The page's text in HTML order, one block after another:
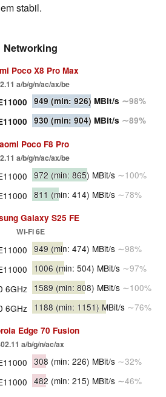
stabil.
Networking
Poco X8 Pro Max
a/​b/​g/​n/​ac/​ax/​be
949 (min: 926) MBit/s ∼98%
930 (min: 904) MBit/s ∼89%
Poco F8 Pro
a/​b/​g/​n/​ac/​ax/​be
972 (min: 865) MBit/s ∼100%
811 (min: 414) MBit/s ∼78%
Galaxy S25 FE
Wi-Fi 6E
949 (min: 474) MBit/s ∼98%
1006 (min: 504) MBit/s ∼97%
6GHz
1589 (min: 808) MBit/s ∼100%
6GHz
1188 (min: 1151) MBit/s ∼76%
Edge 70 Fusion
a/b/g/n/ac/ax
308 (min: 226) MBit/s ∼32%
482 (min: 215) MBit/s ∼46%